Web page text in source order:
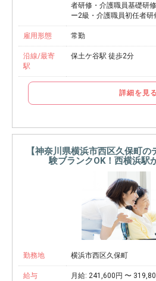
者研修・介護職員基礎研
ー2級・介護職員初任者
雇用形態 常勤
沿線/最寄
駅
保土ケ谷駅 徒歩2分
詳細を見る
【神奈川県横浜市西区久保町
験ブランクOK！西横浜駅
勤務地 横浜市西区久保町
給与
月給: 241,600円 〜